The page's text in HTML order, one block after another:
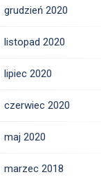
grudzień 2020
listopad 2020
lipiec 2020
czerwiec 2020
maj 2020
marzec 2018